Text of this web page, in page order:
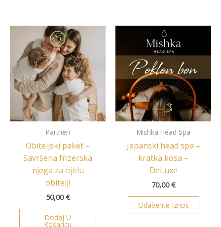
Partneri
Obiteljski paket –
Savršena frizerska
njega za cijelu
obitelj!
50,00€
Dodaj U
Košaricu
Mishka Head Spa
Japanski head spa –
kratka kosa –
DeLuxe
70,00€
Odaberite Iznos